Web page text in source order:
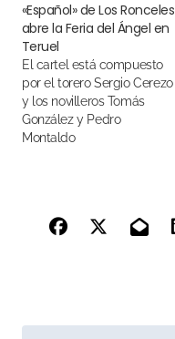
«Español» de Los Ronceles
abre la Feria del Ángel en
Teruel
El cartel está compuesto
por el torero Sergio Cerezo
y los novilleros Tomás
González y Pedro
Montaldo